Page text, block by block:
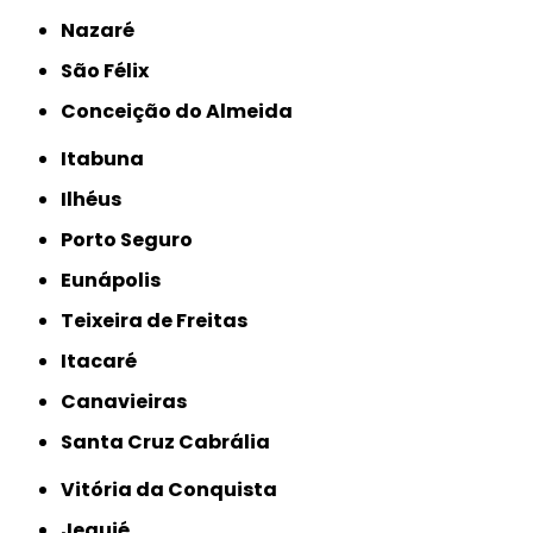
Nazaré
São Félix
Conceição do Almeida
Itabuna
Ilhéus
Porto Seguro
Eunápolis
Teixeira de Freitas
Itacaré
Canavieiras
Santa Cruz Cabrália
Vitória da Conquista